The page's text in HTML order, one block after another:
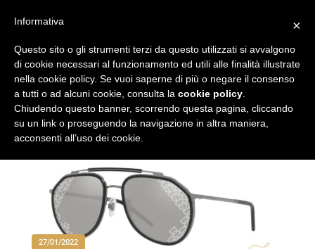
27/01/2022
×
Informativa
Questo sito o gli strumenti terzi da questo utilizzati si avvalgono
di cookie necessari al funzionamento ed utili alle finalità illustrate
nella cookie policy. Se vuoi saperne di più o negare il consenso
a tutti o ad alcuni cookie, consulta la cookie policy
Chiudendo questo banner, scorrendo questa pagina, cliccando
su un link o proseguendo la navigazione in altra maniera,
acconsenti all’uso dei cookie.